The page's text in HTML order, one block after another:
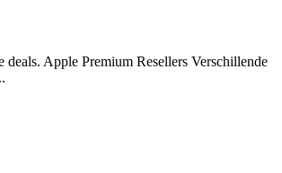
Apple Premium Resellers Verschillende